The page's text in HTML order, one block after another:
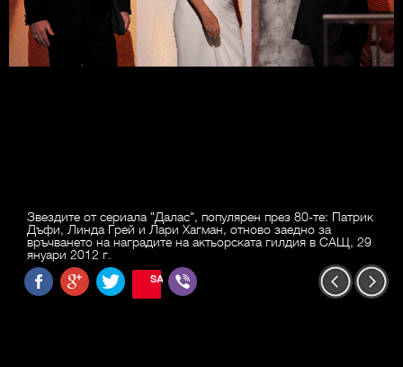
Звездите от сериала "Далас", популярен през 80-те: Патрик
Дъфи, Линда Грей и Лари Хагман, отново заедно за
връчването на наградите на актьорската гилдия в САЩ, 29
януари 2012 г.
SAVE